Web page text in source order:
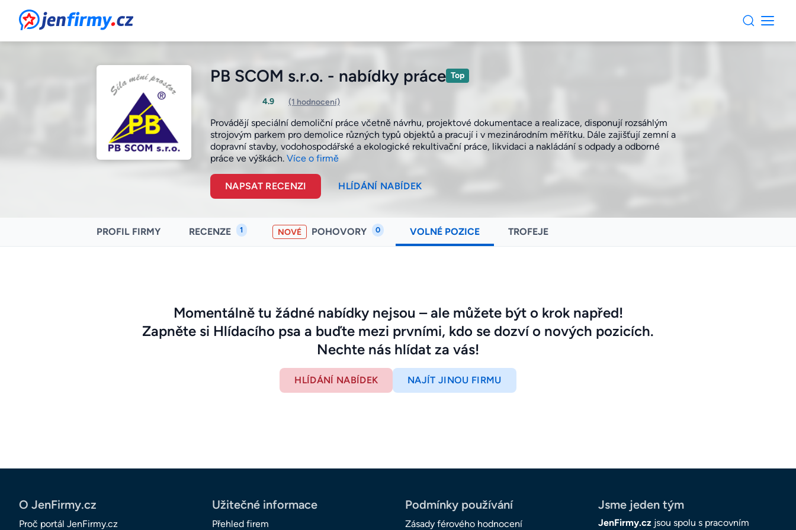
JenFirmy.cz
PB SCOM s.r.o. - nabídky práce Top
4.9 (1 hodnocení)
Provádějí speciální demoliční práce včetně návrhu, projektové dokumentace a realizace, disponují rozsáhlým
strojovým parkem pro demolice různých typů objektů a pracují i v mezinárodním měřítku. Dále zajišťují zemní a
dopravní stavby, vodohospodářské a ekologické rekultivační práce, likvidaci a nakládání s odpady a odborné
práce ve výškách. Více o firmě
NAPSAT RECENZI HLÍDÁNÍ NABÍDEK
PROFIL FIRMY RECENZE 1 NOVÉ POHOVORY 0 VOLNÉ POZICE TROFEJE
Momentálně tu žádné nabídky nejsou – ale můžete být o krok napřed!
Zapněte si Hlídacího psa a buďte mezi prvními, kdo se dozví o nových pozicích.
Nechte nás hlídat za vás!
HLÍDÁNÍ NABÍDEK NAJÍT JINOU FIRMU
O JenFirmy.cz
Proč portál JenFirmy.cz
Užitečné informace
Přehled firem
Podmínky používání
Zásady férového hodnocení
Jsme jeden tým
JenFirmy.cz jsou spolu s pracovním